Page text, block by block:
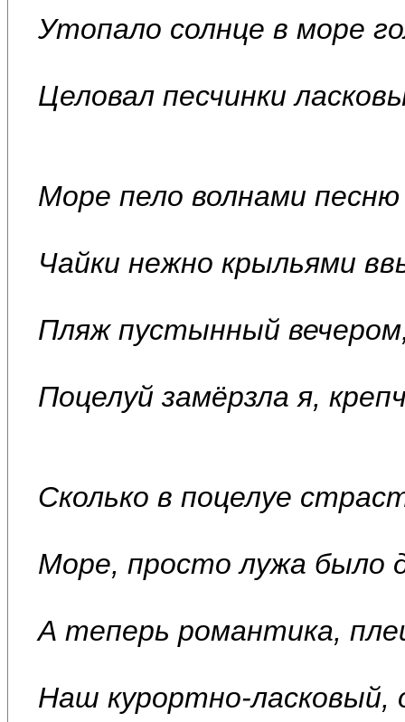
Утопало солнце в море
Целовал песчинки
Море пело волнами
Чайки нежно крыльями
Пляж пустынный
Поцелуй замёрзла я,
Сколько в поцелуе
Море, просто лужа было
А теперь романтика,
Наш курортно-ласковый,